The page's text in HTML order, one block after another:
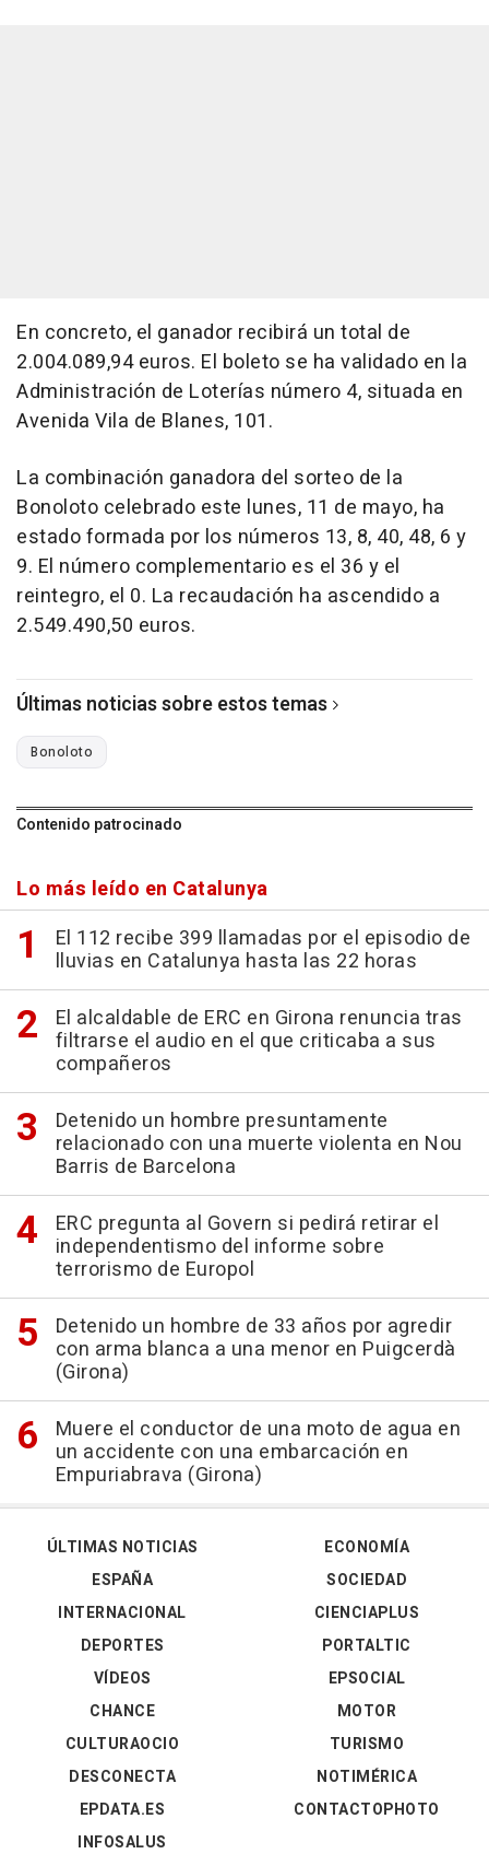
En concreto, el ganador recibirá un total de
2.004.089,94 euros. El boleto se ha validado en la
Administración de Loterías número 4, situada en
Avenida Vila de Blanes, 101.
La combinación ganadora del sorteo de la
Bonoloto celebrado este lunes, 11 de mayo, ha
estado formada por los números 13, 8, 40, 48, 6 y
9. El número complementario es el 36 y el
reintegro, el 0. La recaudación ha ascendido a
2.549.490,50 euros.
Últimas noticias sobre estos temas
Bonoloto
Contenido patrocinado
Lo más leído en Catalunya
El 112 recibe 399 llamadas por el episodio de
lluvias en Catalunya hasta las 22 horas
El alcaldable de ERC en Girona renuncia tras
filtrarse el audio en el que criticaba a sus
compañeros
Detenido un hombre presuntamente
relacionado con una muerte violenta en Nou
Barris de Barcelona
ERC pregunta al Govern si pedirá retirar el
independentismo del informe sobre
terrorismo de Europol
Detenido un hombre de 33 años por agredir
con arma blanca a una menor en Puigcerdà
(Girona)
Muere el conductor de una moto de agua en
un accidente con una embarcación en
Empuriabrava (Girona)
ÚLTIMAS NOTICIAS
ESPAÑA
INTERNACIONAL
DEPORTES
VÍDEOS
ECONOMÍA
SOCIEDAD
CIENCIAPLUS
PORTALTIC
EPSOCIAL
CHANCE
CULTURAOCIO
DESCONECTA
EPDATA.ES
INFOSALUS
MOTOR
TURISMO
NOTIMÉRICA
CONTACTOPHOTO